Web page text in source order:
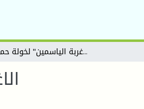
الاغتراب في رواية "غربة الياسمين" لخولة حمدي